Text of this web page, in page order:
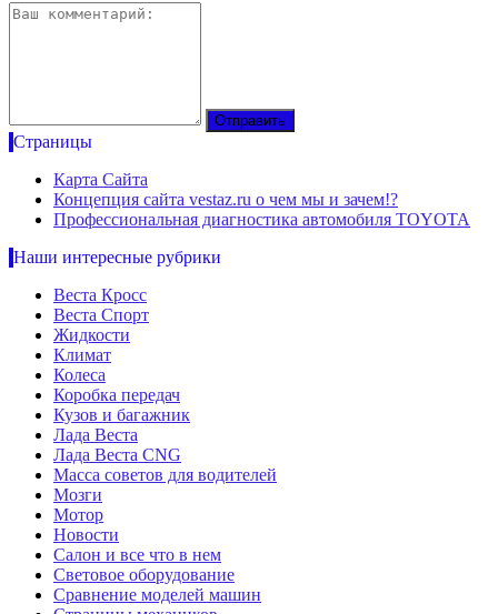
Страницы
Карта Сайта
Концепция сайта vestaz.ru о чем мы и зачем!?
Профессиональная диагностика автомобиля TOYOTA
Наши интересные рубрики
Веста Кросс
Веста Спорт
Жидкости
Климат
Колеса
Коробка передач
Кузов и багажник
Лада Веста
Лада Веста CNG
Масса советов для водителей
Мозги
Мотор
Новости
Салон и все что в нем
Световое оборудование
Сравнение моделей машин